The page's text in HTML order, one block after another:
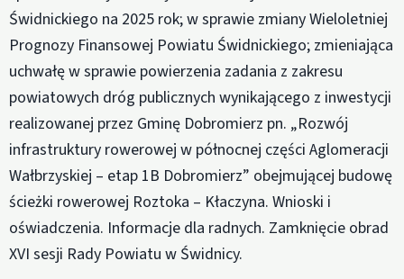
Świdnickiego na 2025 rok; w sprawie zmiany Wieloletniej
Prognozy Finansowej Powiatu Świdnickiego; zmieniająca
uchwałę w sprawie powierzenia zadania z zakresu
powiatowych dróg publicznych wynikającego z inwestycji
realizowanej przez Gminę Dobromierz pn. „Rozwój
infrastruktury rowerowej w północnej części Aglomeracji
Wałbrzyskiej – etap 1B Dobromierz” obejmującej budowę
ścieżki rowerowej Roztoka – Kłaczyna. Wnioski i
oświadczenia. Informacje dla radnych. Zamknięcie obrad
XVI sesji Rady Powiatu w Świdnicy.